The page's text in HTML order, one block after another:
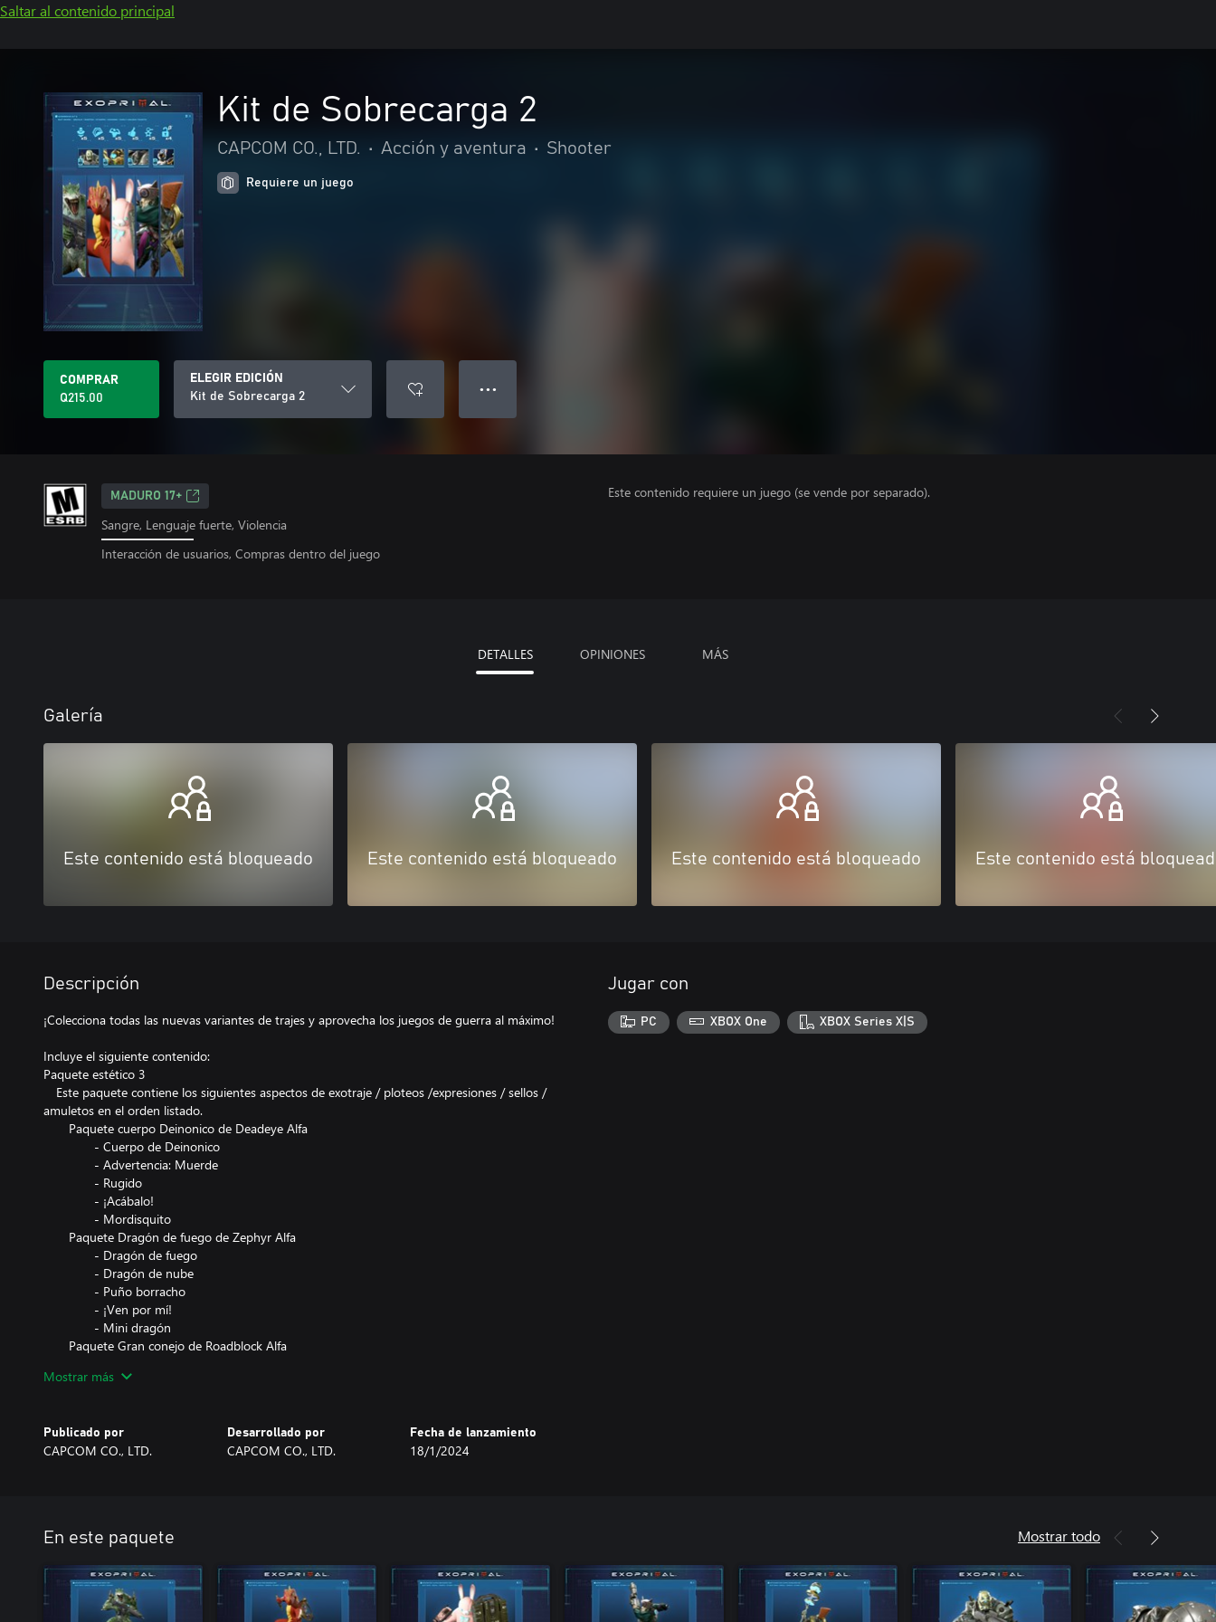
Saltar al contenido principal
Kit de Sobrecarga 2
CAPCOM CO., LTD. • Acción y aventura • Shooter
Requiere un juego
COMPRAR
Q215.00
ELEGIR EDICIÓN
Kit de Sobrecarga 2
● ● ●
MADURO 17+
Sangre, Lenguaje fuerte, Violencia
Interacción de usuarios, Compras dentro del juego
Este contenido requiere un juego (se vende por separado).
DETALLES OPINIONES MÁS
Galería
Este contenido está bloqueado Este contenido está bloqueado Este contenido está bloqueado Este contenido está
Descripción
¡Colecciona todas las nuevas variantes de trajes y aprovecha los juegos de guerra al máximo!
Incluye el siguiente contenido:
Paquete estético 3
Este paquete contiene los siguientes aspectos de exotraje / ploteos /expresiones / sellos /
amuletos en el orden listado.
Paquete cuerpo Deinonico de Deadeye Alfa
- Cuerpo de Deinonico
- Advertencia: Muerde
- Rugido
- ¡Acábalo!
- Mordisquito
Paquete Dragón de fuego de Zephyr Alfa
- Dragón de fuego
- Dragón de nube
- Puño borracho
- ¡Ven por mí!
- Mini dragón
Paquete Gran conejo de Roadblock Alfa
- Botón de conejo
- Conejo fatigado
Paquete Místico de Barrage Alfa
- Talismán de calavera
Paquete Señor Supremo de Witchdoctor Alfa
- Señor Supremo
- Ícono de ritual
- Germinar
Mostrar más
Publicado por
CAPCOM CO., LTD.
Desarrollado por
CAPCOM CO., LTD.
Fecha de lanzamiento
18/1/2024
Jugar con
PC XBOX One XBOX Series X|S
En este paquete Mostrar todo